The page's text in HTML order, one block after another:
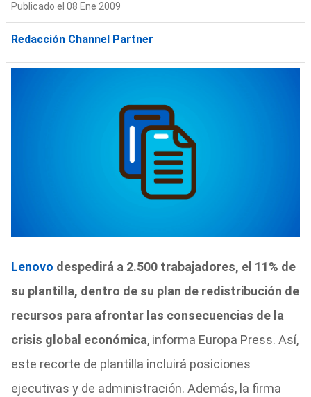
Publicado el 08 Ene 2009
Redacción Channel Partner
Lenovo despedirá a 2.500 trabajadores, el 11% de
su plantilla, dentro de su plan de redistribución de
recursos para afrontar las consecuencias de la
crisis global económica, informa Europa Press. Así,
este recorte de plantilla incluirá posiciones
ejecutivas y de administración. Además, la firma